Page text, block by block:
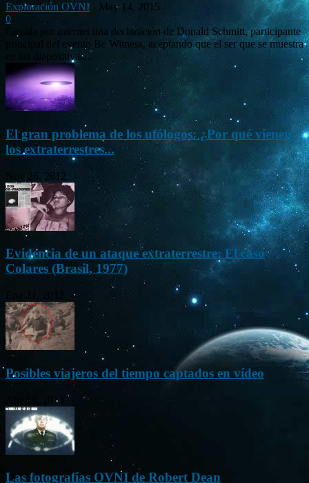
Exploración OVNI - May 14, 2015
0
Circula por internet una declaración de Donald Schmitt, participante
principal del evento Be Witness, aceptando que el ser que se muestra
en las diapositivas...
El gran problema de los ufólogos: ¿Por qué vienen
los extraterrestres...
Nov 26, 2012
Evidencia de un ataque extraterrestre: El caso
Colares (Brasil, 1977)
Posibles viajeros del tiempo captados en vídeo
Abr 13, 2013
Las fotografías OVNI de Robert Dean